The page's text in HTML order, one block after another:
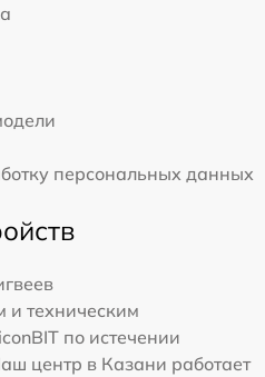
персональных данных
техническим
по истечении
центр в Казани работает